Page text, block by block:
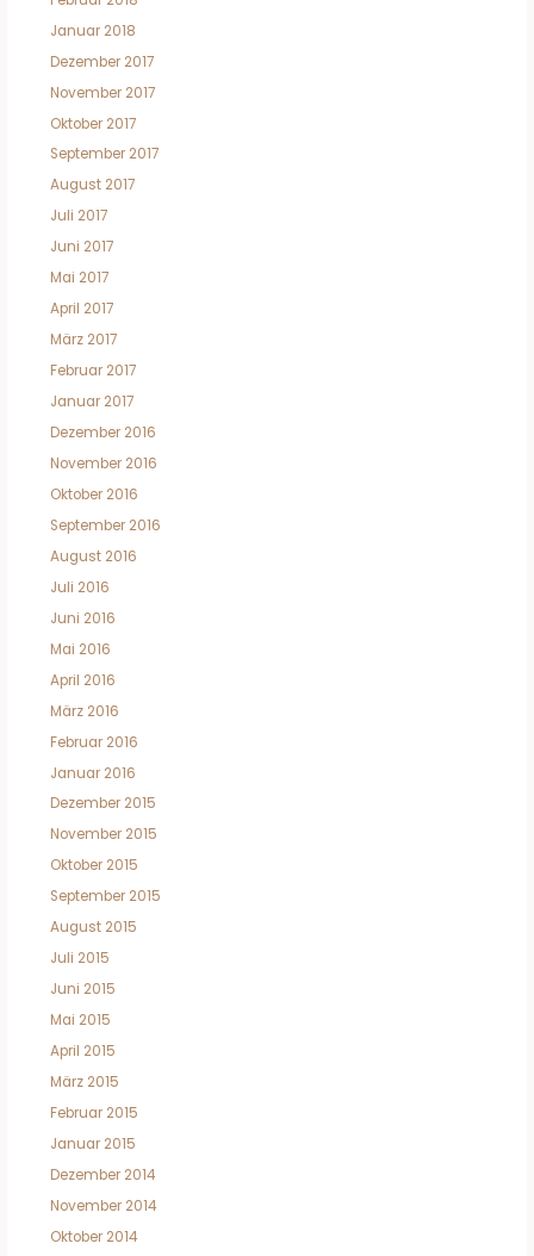
Januar 2018
Dezember 2017
November 2017
Oktober 2017
September 2017
August 2017
Juli 2017
Juni 2017
Mai 2017
April 2017
März 2017
Februar 2017
Januar 2017
Dezember 2016
November 2016
Oktober 2016
September 2016
August 2016
Juli 2016
Juni 2016
Mai 2016
April 2016
März 2016
Februar 2016
Januar 2016
Dezember 2015
November 2015
Oktober 2015
September 2015
August 2015
Juli 2015
Juni 2015
Mai 2015
April 2015
März 2015
Februar 2015
Januar 2015
Dezember 2014
November 2014
Oktober 2014